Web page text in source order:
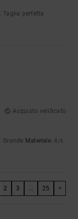
: Taglia perfetta
Acquisto verificato
: Grande Materiale: 4 /5
2 3 ... 25 >